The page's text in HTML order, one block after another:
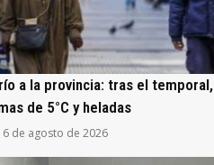
a la provincia: tras el temporal,
de 5°C y heladas
6 de agosto de 2026